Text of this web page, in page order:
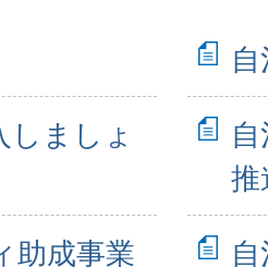
しましょ
推
助成事業